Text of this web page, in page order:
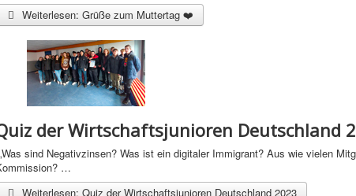
Weiterlesen: Grüße zum Muttertag ❤️
der Wirtschaftsjunioren Deutschland
sind Negativzinsen? Was ist ein digitaler Immigrant? Aus wie vielen
…
Weiterlesen: Quiz der Wirtschaftsjunioren Deutschland 2023